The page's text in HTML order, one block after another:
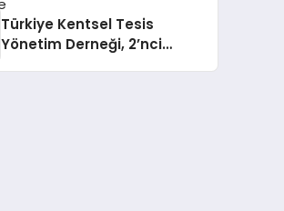
verimliliğini 4 kat artırıyor
Türkiye Kentsel Tesis
Yönetim Derneği, 2’nci